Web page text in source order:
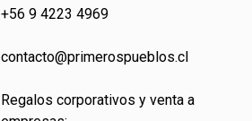
+56 9 4223 4969
contacto@primerospueblos.cl
Regalos corporativos y venta a